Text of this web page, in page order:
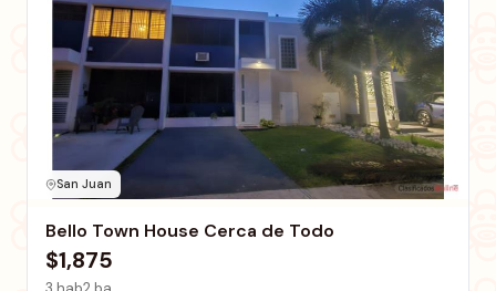
San Juan
Bello Town House Cerca de Todo
$1,875